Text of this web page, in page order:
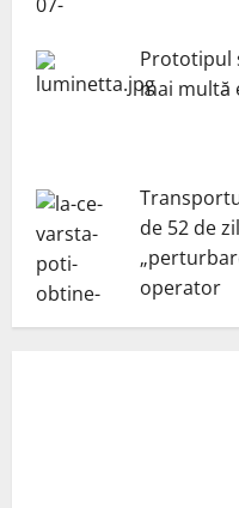
Prototipul
mai multă
de 52 de
operator